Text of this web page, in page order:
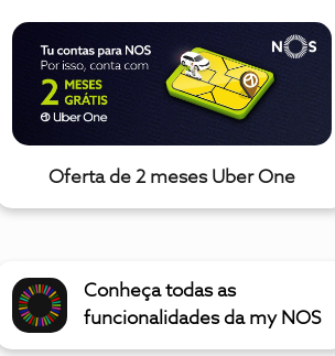
Oferta de 2 meses Uber One
Conheça todas as
funcionalidades da my NOS